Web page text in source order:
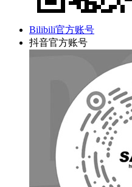
Bilibili官方账号
抖音官方账号